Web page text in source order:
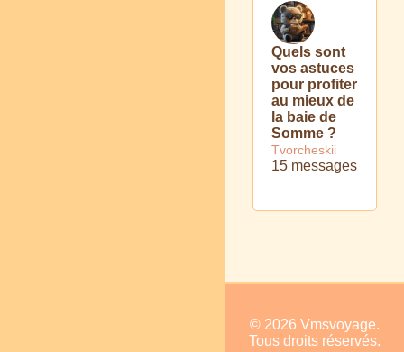
Quels sont
vos astuces
pour profiter
au mieux de
la baie de
Somme ?
Tvorcheskii
15 messages
© 2026 Vmsvoyage.
Tous droits réservés.